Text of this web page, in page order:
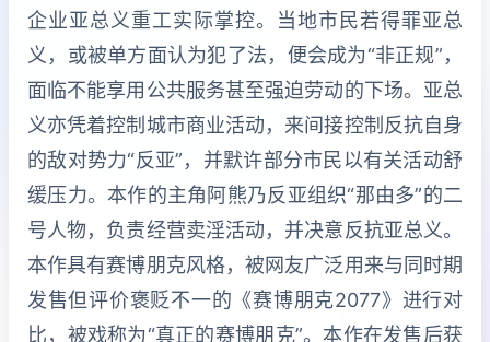
企业亚总义重工实际掌控。当地市民若得罪亚总
义，或被单方面认为犯了法，便会成为“非正规”，
面临不能享用公共服务甚至强迫劳动的下场。亚总
义亦凭着控制城市商业活动，来间接控制反抗自身
的敌对势力“反亚”，并默许部分市民以有关活动舒
缓压力。本作的主角阿熊乃反亚组织“那由多”的二
号人物，负责经营卖淫活动，并决意反抗亚总义。
本作具有赛博朋克风格，被网友广泛用来与同时期
发售但评价褒贬不一的《赛博朋克2077》进行对
比，被戏称为“真正的赛博朋克”。本作在发售后获